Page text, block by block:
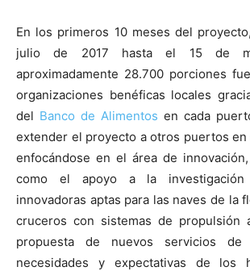
En los primeros 10 meses del
julio de 2017 hasta el 15 de
aproximadamente 28.700 porciones
organizaciones benéficas locales
del Banco de Alimentos en cada
extender el proyecto a otros puertos
enfocándose en el área de
como el apoyo a la investigación
innovadoras aptas para las naves de la
cruceros con sistemas de propulsión
propuesta de nuevos servicios
necesidades y expectativas de los